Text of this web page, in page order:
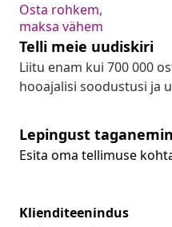
Osta rohkem,
maksa vähem
Telli meie uudiskiri
Liitu enam kui 700 000
hooajalisi soodustusi ja
Lepingust
Esita oma tellimuse
Klienditeenindus